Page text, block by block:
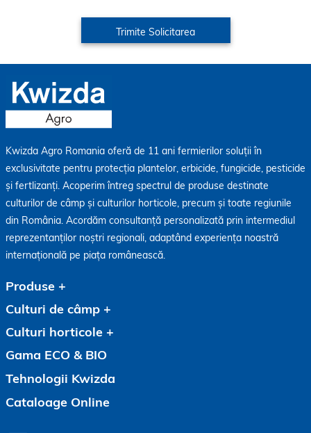
Kwizda Agro Romania oferă de 11 ani fermierilor soluții în
exclusivitate pentru protecția plantelor, erbicide, fungicide, pesticide
și fertlizanți. Acoperim întreg spectrul de produse destinate
culturilor de câmp și culturilor horticole, precum și toate regiunile
din România. Acordăm consultanță personalizată prin intermediul
reprezentanților noștri regionali, adaptând experiența noastră
internațională pe piața românească.
Produse
Culturi de câmp
Culturi horticole
Gama ECO & BIO
Tehnologii Kwizda
Cataloage Online